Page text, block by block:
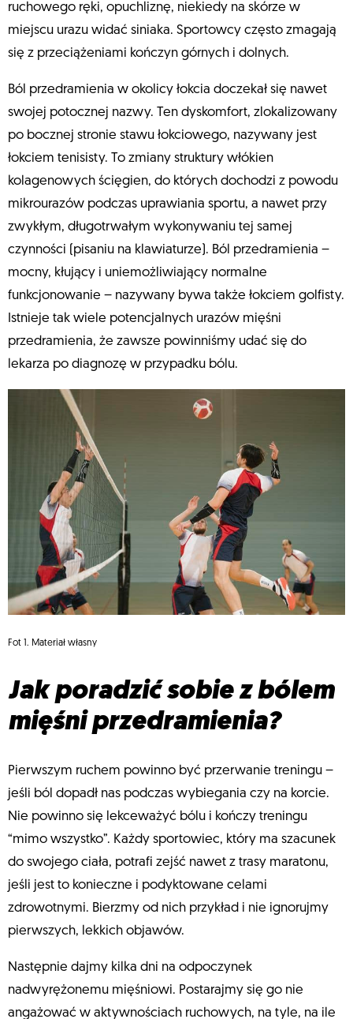
ruchowego ręki, opuchliznę, niekiedy na skórze w
miejscu urazu widać siniaka. Sportowcy często zmagają
się z przeciążeniami kończyn górnych i dolnych.
Ból przedramienia w okolicy łokcia doczekał się nawet
swojej potocznej nazwy. Ten dyskomfort, zlokalizowany
po bocznej stronie stawu łokciowego, nazywany jest
łokciem tenisisty. To zmiany struktury włókien
kolagenowych ścięgien, do których dochodzi z powodu
mikrourazów podczas uprawiania sportu, a nawet przy
zwykłym, długotrwałym wykonywaniu tej samej
czynności (pisaniu na klawiaturze). Ból przedramienia –
mocny, kłujący i uniemożliwiający normalne
funkcjonowanie – nazywany bywa także łokciem golfisty.
Istnieje tak wiele potencjalnych urazów mięśni
przedramienia, że zawsze powinniśmy udać się do
lekarza po diagnozę w przypadku bólu.
Fot 1. Materiał własny
Jak poradzić sobie z bólem
mięśni przedramienia?
Pierwszym ruchem powinno być przerwanie treningu –
jeśli ból dopadł nas podczas wybiegania czy na korcie.
Nie powinno się lekceważyć bólu i kończy treningu
“mimo wszystko”. Każdy sportowiec, który ma szacunek
do swojego ciała, potrafi zejść nawet z trasy maratonu,
jeśli jest to konieczne i podyktowane celami
zdrowotnymi. Bierzmy od nich przykład i nie ignorujmy
pierwszych, lekkich objawów.
Następnie dajmy kilka dni na odpoczynek
nadwyrężonemu mięśniowi. Postarajmy się go nie
angażować w aktywnościach ruchowych, na tyle, na ile